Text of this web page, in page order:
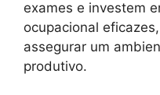
exames e investem
ocupacional
assegurar um
produtivo.